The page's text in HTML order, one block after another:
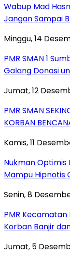
Wabup Mad
Jangan Sampai
Minggu, 14
PMR SMAN 1
Galang Donasi
Jumat, 12
PMR SMAN
KORBAN
Kamis, 11
Nukman Optimis
Mampu Hipnotis
Senin, 8
PMR
Korban Banjir
Jumat, 5